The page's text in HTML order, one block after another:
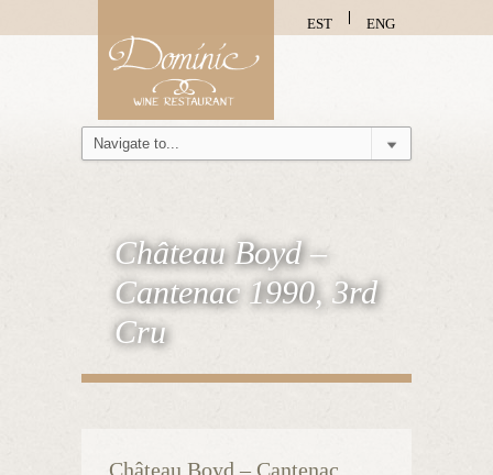
ENG
EST
Château Boyd –
Cantenac 1990, 3rd
Cru
Château Boyd – Cantenac